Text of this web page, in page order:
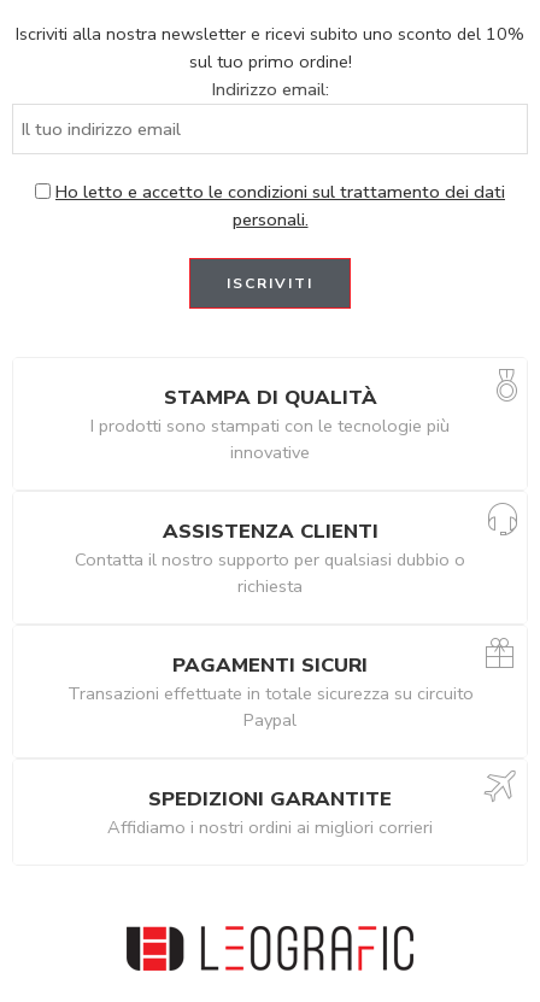
Iscriviti alla nostra newsletter e ricevi subito uno sconto del 10%
sul tuo primo ordine!
Indirizzo email:
Ho letto e accetto le condizioni sul trattamento dei dati
personali.
STAMPA DI QUALITÀ
I prodotti sono stampati con le tecnologie più
innovative
ASSISTENZA CLIENTI
Contatta il nostro supporto per qualsiasi dubbio o
richiesta
PAGAMENTI SICURI
Transazioni effettuate in totale sicurezza su circuito
Paypal
SPEDIZIONI GARANTITE
Affidiamo i nostri ordini ai migliori corrieri